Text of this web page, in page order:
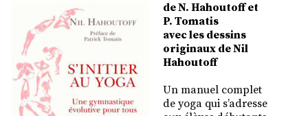
de N. Hahoutoff et
P. Tomatis
avec les dessins
originaux de Nil
Hahoutoff
Un manuel complet
de yoga qui s’adresse